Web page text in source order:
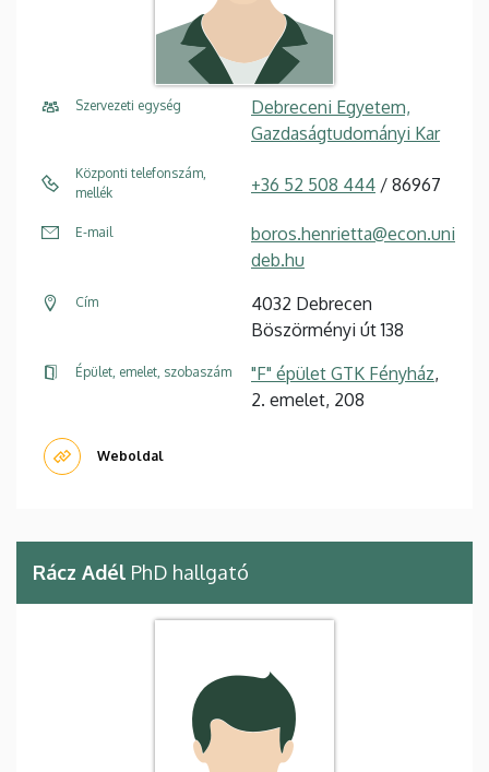
Szervezeti egység
Debreceni Egyetem,
Gazdaságtudományi Kar
Központi telefonszám,
mellék
+36 52 508 444 / 86967
E-mail
boros.henrietta@econ.uni
deb.hu
Cím
4032 Debrecen
Böszörményi út 138
Épület, emelet, szobaszám "F" épület GTK Fényház,
2. emelet, 208
Weboldal
Rácz Adél PhD hallgató